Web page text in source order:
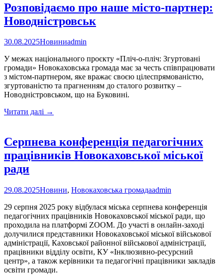
Розповідаємо про наше місто-партнер:
Новодністровськ
30.08.2025Новиниadmin
У межах національного проєкту «Пліч-о-пліч: Згуртовані
громади» Новокаховська громада має за честь співпрацювати
з містом-партнером, яке вражає своєю цілеспрямованістю,
згуртованістю та прагненням до сталого розвитку –
Новодністровськом, що на Буковині.
Читати далі Розповідаємо
місто-
партнер:
Новодністровськ
→
Серпнева конференція педагогічних
працівників Новокаховської міської
ради
29.08.2025Новини, Новокаховська громадаadmin
29 серпня 2025 року відбулася міська серпнева конференція
педагогічних працівників Новокаховської міської ради, що
проходила на платформі ZOOM. До участі в онлайн-заході
долучилися представники Новокаховської міської військової
адміністрації, Каховської районної військової адміністрації,
працівники відділу освіти, КУ «Інклюзивно-ресурсний
центр», а також керівники та педагогічні працівники закладів
освіти громади.